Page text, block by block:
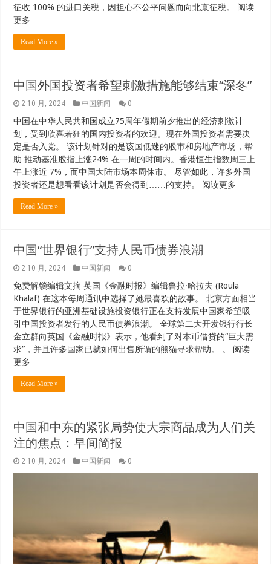
征收 100% 的进口关税，因担心不公平问题而向北京征税。 阅读
更多
Read More »
中国外国投资者希望刺激措施能够结束“深冬”
2 10 月, 2024 中国新闻 0
中国在中华人民共和国成立75周年假期前夕推出的经济刺激计
划，受到欣喜若狂的国内投资者的欢迎。现在外国投资者需要决
定是否入党。 该计划针对的是该国低迷的股市和房地产市场，帮
助 推动基准股指上涨24% 在一周的时间内。香港恒生指数周三上
午上涨近 7%，而中国大陆市场本周休市。 尽管如此，许多外国
投资者还是想看看该计划是否会得到……的支持。 阅读更多
Read More »
中国“世界银行”支持人民币债券浪潮
2 10 月, 2024 中国新闻 0
免费解锁编辑文摘 英国《金融时报》编辑鲁拉·哈拉夫 (Roula
Khalaf) 在这本每周通讯中选择了她最喜欢的故事。 北京方面相当
于世界银行的亚洲基础设施投资银行正在支持发展中国家希望吸
引中国投资者发行的人民币债券浪潮。 全球第二大开发银行行长
金立群向英国《金融时报》表示，他看到了对本币借贷的“巨大需
求”，并且许多国家已就如何出售所谓的熊猫寻求帮助。 。 阅读
更多
Read More »
中国和中东的紧张局势使大宗商品成为人们关
注的焦点：早间简报
2 10 月, 2024 中国新闻 0